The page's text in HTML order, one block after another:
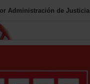
Administración de Justicia